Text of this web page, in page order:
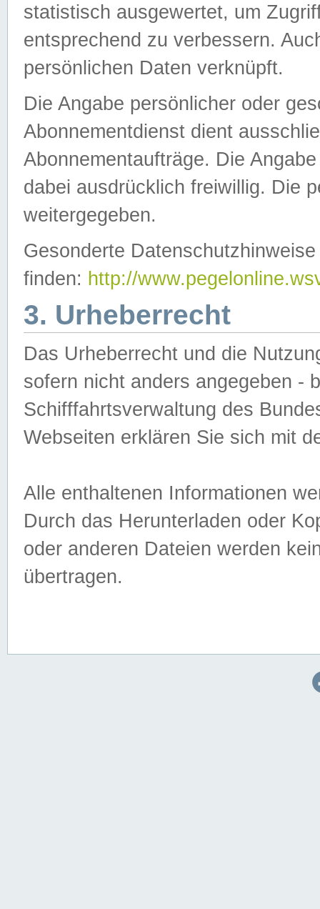
statistisch ausgewertet, um
entsprechend zu verbessern.
persönlichen Daten verknüpft.
Die Angabe persönlicher oder
Abonnementdienst dient
Abonnementaufträge. Die
dabei ausdrücklich freiwillig. Die
weitergegeben.
Gesonderte
finden: http://
3. Urheberrecht
Das Urheberrecht und die
sofern nicht anders angegeben -
Schifffahrtsverwaltung des
Webseiten erklären Sie sich mit
Alle enthaltenen Informationen
Durch das Herunterladen oder
oder anderen Dateien werden
übertragen.